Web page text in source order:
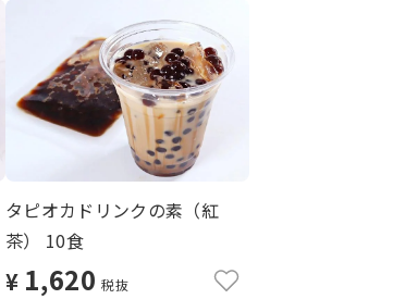
タピオカドリンクの素（紅
茶） 10食
¥ 1,620 税抜